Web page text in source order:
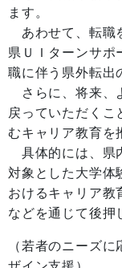
ます。
あわせて、転職
県ＵＩターンサポ
職に伴う県外転出
さらに、将来、
戻っていただくこ
むキャリア教育を
具体的には、県
対象とした大学体
おけるキャリア教
などを通じて後押
（若者のニーズ